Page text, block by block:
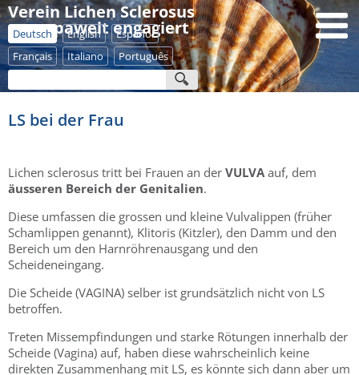
Verein Lichen Sclerosus
- europaweit engagiert
Deutsch English
Español
Français
Italiano Português
LS bei der Frau
Lichen sclerosus tritt bei Frauen an der VULVAauf, dem
äusseren Bereich der Genitalien.
Diese umfassen die grossen und kleine Vulvalippen (früher
Schamlippen genannt), Klitoris (Kitzler), den Damm und den
Bereich um den Harnröhrenausgang und den
Scheideneingang.
Die Scheide (VAGINA) selber ist grundsätzlich nicht von LS
betroffen.
Treten Missempfindungen und starke Rötungen innerhalb der
Scheide (Vagina) auf, haben diese wahrscheinlich keine
direkten Zusammenhang mit LS, es könnte sich dann aber um